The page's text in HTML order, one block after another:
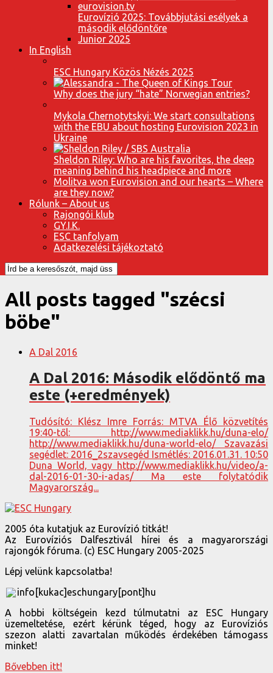
Eurovízió 2025: Továbbjutási esélyek a
második elődöntőre
Junior 2025
In English
ESC Hungary Közös Nézés 2025
Why does the jury “hate” Norwegian entries?
Mykola Chernotytskyi: We start consultations
with the EBU about hosting Eurovision 2023 in
Ukraine
Sheldon Riley: Who are his favorites, the deep
meaning behind his headpiece and more
Molitva won Eurovision and our hearts – Where
are they now?
Rólunk – About us
Rajongói klub
GY.I.K.
ESC tanfolyam
Adatkezelési tájékoztató
All posts tagged "szécsi
böbe"
A Dal 2016
A Dal 2016: Második elődöntő ma
este (+eredmények)
Tudósító: Klész Imre Forrás: MTVA Élő közvetítés
19:40-től: http://www.mediaklikk.hu/duna-elo/
http://www.mediaklikk.hu/duna-world-elo/ Szavazási
segédlet: 2016_2szavsegéd Ismétlés: 2016.01.31. 10:50
Duna World, vagy http://www.mediaklikk.hu/video/a-
dal-2016-01-30-i-adas/ Ma este folytatódik
Magyarország...
2005 óta kutatjuk az Eurovízió titkát!
Az Eurovíziós Dalfesztivál hírei és a magyarországi
rajongók fóruma. (c) ESC Hungary 2005-2025
Lépj velünk kapcsolatba!
info[kukac]eschungary[pont]hu
A hobbi költségein kezd túlmutatni az ESC Hungary
üzemeltetése, ezért kérünk téged, hogy az Eurovíziós
szezon alatti zavartalan működés érdekében támogass
minket!
Bővebben itt!